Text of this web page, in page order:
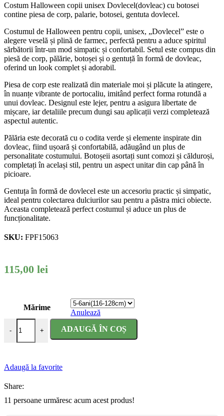
Costum Halloween copii unisex Dovlecel(dovleac) cu botosei
contine piesa de corp, palarie, botosei, gentuta dovlecel.
Costumul de Halloween pentru copii, unisex, „Dovlecel” este o
alegere veselă și plină de farmec, perfectă pentru a aduce spiritul
sărbătorii într-un mod simpatic și confortabil. Setul este compus din
piesă de corp, pălărie, botoșei și o gentuță în formă de dovleac,
oferind un look complet și adorabil.
Piesa de corp este realizată din materiale moi și plăcute la atingere,
în nuanțe vibrante de portocaliu, imitând perfect forma rotundă a
unui dovleac. Designul este lejer, pentru a asigura libertate de
mișcare, iar detaliile precum dungi sau aplicații verzi completează
aspectul autentic.
Pălăria este decorată cu o codita verde și elemente inspirate din
dovleac, fiind ușoară și confortabilă, adăugând un plus de
personalitate costumului. Botoșeii asortați sunt comozi și călduroși,
completați în același stil, pentru un aspect unitar din cap până în
picioare.
Gentuța în formă de dovlecel este un accesoriu practic și simpatic,
ideal pentru colectarea dulciurilor sau pentru a păstra mici obiecte.
Aceasta completează perfect costumul și aduce un plus de
funcționalitate.
SKU: FPF15063
115,00 lei
Mărime
Anulează
-
Cantitate Costum Halloween copii unisex Dovlecel cu botosei
+ ADAUGĂ ÎN COȘ
Adaugă la favorite
Share:
11 persoane urmăresc acum acest produs!